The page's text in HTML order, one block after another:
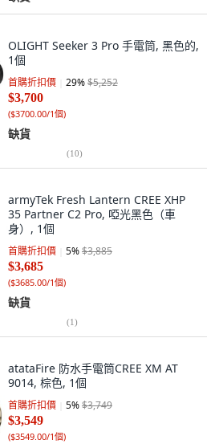
OLIGHT Seeker 3 Pro 手電筒, 黑色的,
1個
首購折扣價 29%$5,252
$3,700
($3700.00/1個)
缺貨
(10)
armyTek Fresh Lantern CREE XHP
35 Partner C2 Pro, 啞光黑色（車
身）, 1個
首購折扣價 5%$3,885
$3,685
($3685.00/1個)
缺貨
(1)
atataFire 防水手電筒CREE XM AT
9014, 棕色, 1個
首購折扣價 5%$3,749
$3,549
($3549.00/1個)